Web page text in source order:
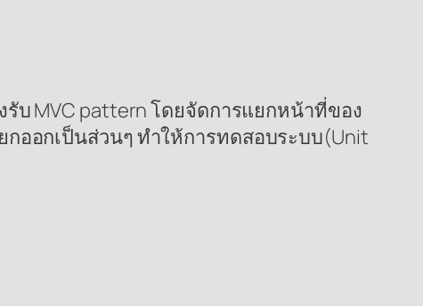
บ MVC pattern โดยจัดการแยกหน้าที่ของ
ออกเป็นส่วนๆ ทำให้การทดสอบระบบ(Unit